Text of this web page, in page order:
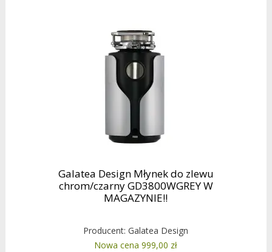
Galatea Design Młynek do zlewu
chrom/czarny GD3800WGREY W
MAGAZYNIE!!
Producent:Galatea Design
Nowa cena 999,00 zł